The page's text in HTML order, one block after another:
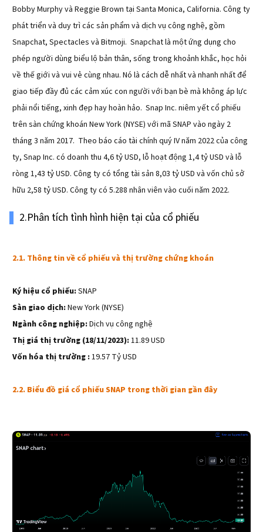
Bobby Murphy và Reggie Brown tại Santa Monica, California. Công ty
phát triển và duy trì các sản phẩm và dịch vụ công nghệ, gồm
Snapchat, Spectacles và Bitmoji. Snapchat là một ứng dụng cho
phép người dùng biểu lộ bản thân, sống trong khoảnh khắc, học hỏi
về thế giới và vui vẻ cùng nhau. Nó là cách dễ nhất và nhanh nhất để
giao tiếp đầy đủ các cảm xúc con người với bạn bè mà không áp lực
phải nổi tiếng, xinh đẹp hay hoàn hảo. Snap Inc. niêm yết cổ phiếu
trên sàn chứng khoán New York (NYSE) với mã SNAP vào ngày 2
tháng 3 năm 2017. Theo báo cáo tài chính quý IV năm 2022 của công
ty, Snap Inc. có doanh thu 4,6 tỷ USD, lỗ hoạt động 1,4 tỷ USD và lỗ
ròng 1,43 tỷ USD. Công ty có tổng tài sản 8,03 tỷ USD và vốn chủ sở
hữu 2,58 tỷ USD. Công ty có 5.288 nhân viên vào cuối năm 2022.
2.Phân tích tình hình hiện tại của cổ phiếu
2.1. Thông tin về cổ phiếu và thị trường chứng khoán
Ký hiệu cổ phiếu:SNAP
Sàn giao dịch:New York (NYSE)
Ngành công nghiệp:Dịch vụ công nghệ
Thị giá thị trường (18/11/2023):11.89 USD
Vốn hóa thị trường :19.57 Tỷ USD
2.2. Biểu đồ giá cổ phiếu SNAP trong thời gian gần đây